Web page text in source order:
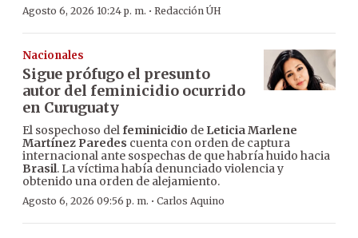
Agosto 6, 2026 10:24 p. m. · Redacción ÚH
Nacionales
Sigue prófugo el presunto
autor del feminicidio ocurrido
en Curuguaty
El sospechoso delfeminicidio de Leticia Marlene
Martínez Paredes cuenta con orden de captura
internacional ante sospechas de que habría huido hacia
Brasil. La víctima había denunciado violencia y
obtenido una orden de alejamiento.
Agosto 6, 2026 09:56 p. m. · Carlos Aquino